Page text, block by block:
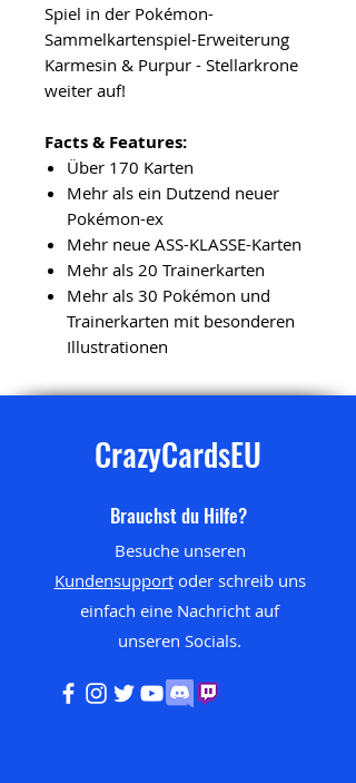
Spiel in der Pokémon-
Sammelkartenspiel-Erweiterung
Karmesin & Purpur - Stellarkrone
weiter auf!
Facts & Features:
Über 170 Karten
Mehr als ein Dutzend neuer
Pokémon-ex
Mehr neue ASS-KLASSE-Karten
Mehr als 20 Trainerkarten
Mehr als 30 Pokémon und
Trainerkarten mit besonderen
Illustrationen
CrazyCardsEU
Brauchst du Hilfe?
Besuche unseren
Kundensupportoder schreib uns
einfach eine Nachricht auf
unseren Socials.